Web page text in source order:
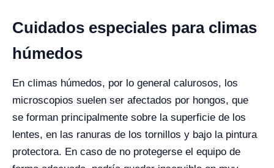
Cuidados especiales para climas
húmedos
En climas húmedos, por lo general calurosos, los
microscopios suelen ser afectados por hongos, que
se forman principalmente sobre la superficie de los
lentes, en las ranuras de los tornillos y bajo la pintura
protectora. En caso de no protegerse el equipo de